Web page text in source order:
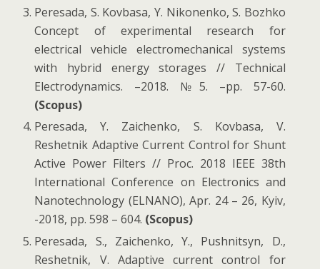
Peresada, S. Kovbasa, Y. Nikonenko, S. Bozhko
Concept of experimental research for
electrical vehicle electromechanical systems
with hybrid energy storages // Technical
Electrodynamics. –2018. №5. –pp. 57-60.
(Scopus)
Peresada, Y. Zaichenko, S. Kovbasa, V.
Reshetnik Adaptive Current Control for Shunt
Active Power Filters // Proc. 2018 IEEE 38th
International Conference on Electronics and
Nanotechnology (ELNANO), Apr. 24 – 26, Kyiv,
-2018, pp. 598 – 604. (Scopus)
Peresada, S., Zaichenko, Y., Pushnitsyn, D.,
Reshetnik, V. Adaptive current control for